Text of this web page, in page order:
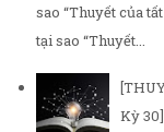
sao “Thuyết của
tại sao “Thuyết...
Kỳ